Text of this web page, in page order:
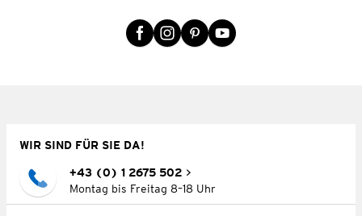
WIR SIND FÜR SIE DA!
+43 (0) 1 2675 502
Montag bis Freitag 8–18 Uhr